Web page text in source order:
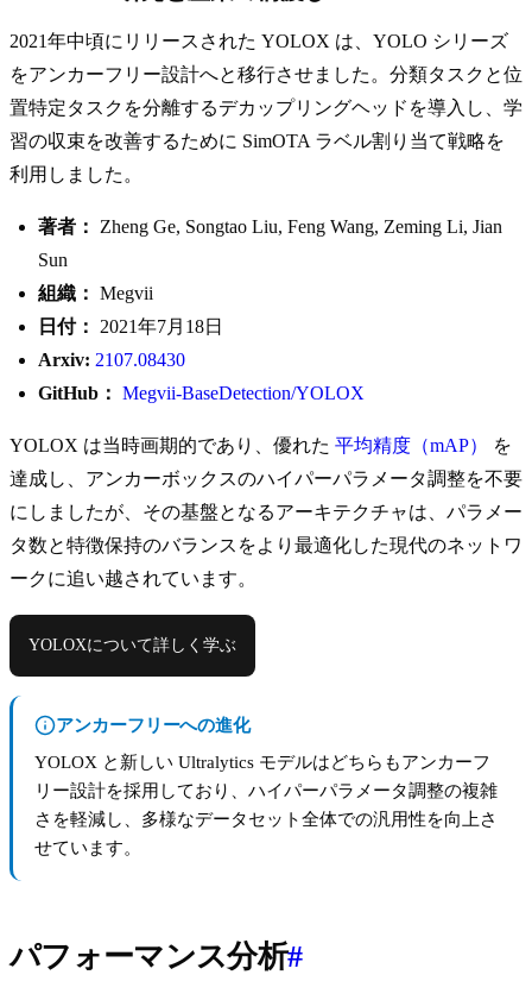
2021年中頃にリリースされた YOLOX は、YOLO シリーズ
をアンカーフリー設計へと移行させました。分類タスクと位
置特定タスクを分離するデカップリングヘッドを導入し、学
習の収束を改善するために SimOTA ラベル割り当て戦略を
利用しました。
著者：
Zheng Ge, Songtao Liu, Feng Wang, Zeming Li, Jian
Sun
組織： Megvii
日付：
2021年7月18日
Arxiv: 2107.08430
GitHub： Megvii-BaseDetection/YOLOX
YOLOX は当時画期的であり、優れた 平均精度（mAP）
を
達成し、アンカーボックスのハイパーパラメータ調整を不要
にしましたが、その基盤となるアーキテクチャは、パラメー
タ数と特徴保持のバランスをより最適化した現代のネットワ
ークに追い越されています。
YOLOXについて詳しく学ぶ
アンカーフリーへの進化
YOLOX と新しい Ultralytics モデルはどちらもアンカーフ
リー設計を採用しており、ハイパーパラメータ調整の複雑
さを軽減し、多様なデータセット全体での汎用性を向上さ
せています。
パフォーマンス分析#